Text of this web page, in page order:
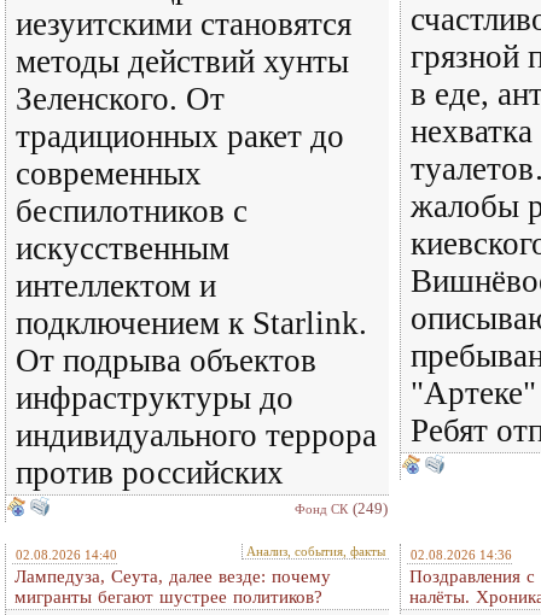
иезуитскими становятся
методы действий хунты
Зеленского. От
традиционных ракет до
современных
беспилотников с
искусственным
интеллектом и
подключением к Starlink.
От подрыва объектов
инфраструктуры до
индивидуального террора
против российских
Фонд СК (249)
грязной
в еде,
жалобы
"Артеке"
Ребят
02.08.2026 14:40 Анализ, события, факты
Лампедуза, Сеута, далее везде: почему
мигранты бегают шустрее политиков?
02.08.2026 14:36
Поздравления
налёты.